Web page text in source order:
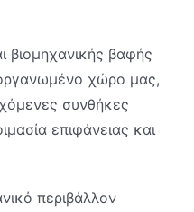
βιομηχανικής βαφής
χώρο μας,
συνθήκες
επιφάνειας και
περιβάλλον